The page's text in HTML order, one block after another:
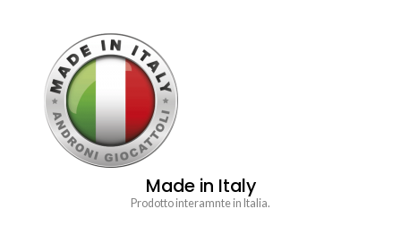
Made in Italy
Prodotto interamnte in Italia.